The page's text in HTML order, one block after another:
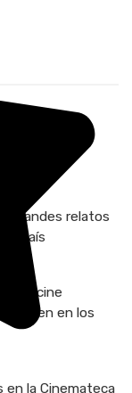
grandes relatos
país
del cine
nacen en los
en la Cinemateca